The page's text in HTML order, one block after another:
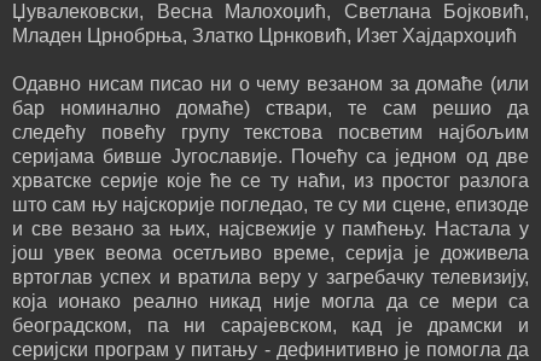
Џувалековски, Весна Малохоџић, Светлана Бојковић,
Младен Црнобрња, Златко Црнковић, Изет Хајдархоџић
Одавно нисам писао ни о чему везаном за домаће (или
бар номинално домаће) ствари, те сам решио да
следећу повећу групу текстова посветим најбољим
серијама бивше Југославије. Почећу са једном од две
хрватске серије које ће се ту наћи, из простог разлога
што сам њу најскорије погледао, те су ми сцене, епизоде
и све везано за њих, најсвежије у памћењу. Настала у
још увек веома осетљиво време, серија је доживела
вртоглав успех и вратила веру у загребачку телевизију,
која ионако реално никад није могла да се мери са
београдском, па ни сарајевском, кад је драмски и
серијски програм у питању - дефинитивно је помогла да